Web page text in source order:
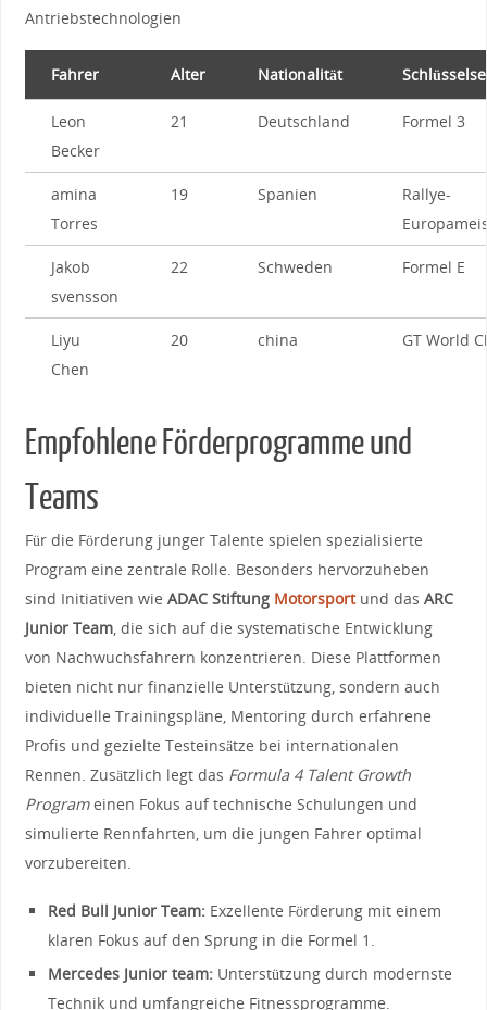
Antriebstechnologien
Fahrer Alter Nationalität
Leon
Becker
21 Deutschland Formel ⁤3
amina
Torres
19 Spanien
Rallye-
Jakob
svensson
22 Schweden Formel E
Liyu
‍Chen
20 china GT World
Empfohlene Förderprogramme ‌und
‌Teams
Für die ​Förderung junger Talente spielen ​spezialisierte
⁤Program eine zentrale ⁣Rolle.​ Besonders ⁣hervorzuheben‍
sind Initiativen wie ADAC Stiftung Motorsportund das ARC
Junior Team, die‌ sich auf ‍die‌ systematische ⁣Entwicklung
von ⁢Nachwuchsfahrern konzentrieren. Diese Plattformen
bieten nicht nur finanzielle Unterstützung, sondern auch
individuelle Trainingspläne, Mentoring ⁤durch erfahrene
Profis und ⁢gezielte​ Testeinsätze bei internationalen
Rennen. Zusätzlich legt ‌das⁢ Formula 4 Talent Growth
Programeinen Fokus auf technische Schulungen ​und
simulierte Rennfahrten, um die jungen Fahrer optimal
vorzubereiten.
Red ‌Bull Junior‍ Team: Exzellente Förderung⁣ mit einem
klaren Fokus auf den⁢ Sprung​ in die Formel‍ 1.
Mercedes Junior team: Unterstützung durch⁢ modernste
Technik ⁣und umfangreiche Fitnessprogramme.